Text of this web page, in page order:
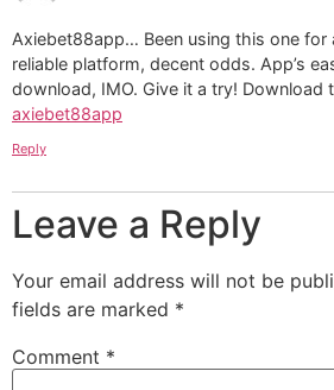
Axiebet88app… Been using this one for
reliable platform, decent odds. App’s
download, IMO. Give it a try! Download
axiebet88app
Reply
Leave a Reply
Your email address will not be
fields are marked *
Comment *